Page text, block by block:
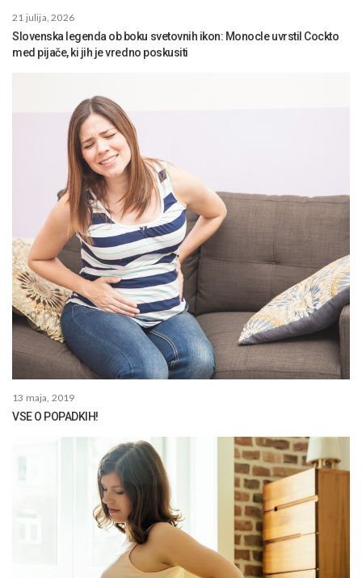
21 julija, 2026
Slovenska legenda ob boku svetovnih ikon: Monocle uvrstil Cockto
med pijače, ki jih je vredno poskusiti
13 maja, 2019
VSE O POPADKIH!